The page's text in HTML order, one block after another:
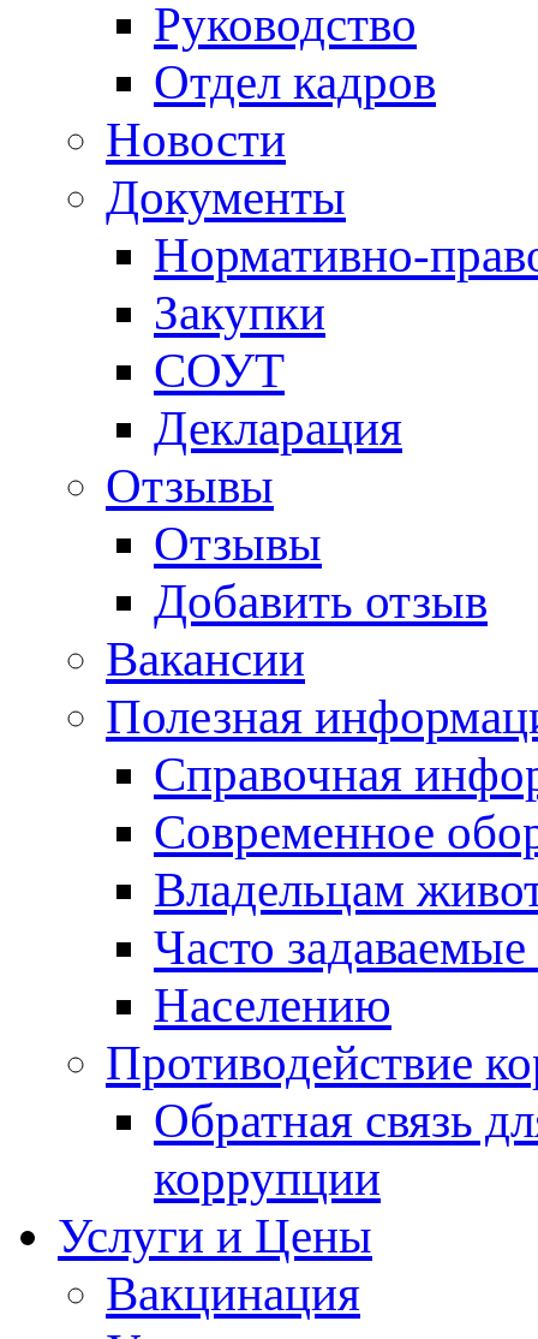
Руководство
Отдел кадров
Новости
Документы
Нормативно-
Закупки
СОУТ
Декларация
Отзывы
Отзывы
Добавить отзыв
Вакансии
Полезная
Справочная
Современное
Владельцам
Часто
Населению
Противодействие
Обратная связь
коррупции
Услуги и Цены
Вакцинация